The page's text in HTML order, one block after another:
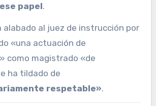
papel.
alabado al juez de instrucción por
«una actuación de
como magistrado «de
ha tildado de
respetable».